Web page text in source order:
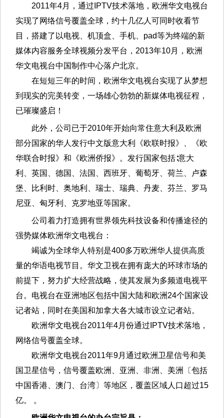
2011年4月，通过IPTV技术落地，欧洲华文电视台
实现了网络信号覆盖全球，约十几亿人可同时收看节
目，搭建了以电视、机顶盒、手机、pad等为终端的新
媒体内容服务全球视频分发平台，2013年10月，欧洲
华文电视台中国制作中心落户北京。
在短短三年的时间，欧洲华文电视台实现了从梦想
到现实的完美转变，一场雄心勃勃的新媒体电视征程，
已璀璨盛启！
此外，公司已于2010年开始向常住意大利及欧洲
部分国家的华人发行中文版意大利《欧联时报》、《欧
华联合时报》和《欧洲侨报》。发行国家包括∶意大
利、英国、德国、法国、西班牙、葡萄牙、荷兰、卢森
堡、比利时、奥地利、瑞士、瑞典、丹麦、芬兰、罗马
尼亚、匈牙利、克罗地亚等国家。
公司着力打造拥有世界领先科技设备和传播途径的
强势媒体欧洲华文电视台：
竭诚为全球华人特别是400多万欧洲华人提供高质
量的华语电视节目。华文卫视在拥有庞大的环球市场的
前提下，努力扩大经营战略，使其发展为多频道电视平
台。电视台在亚洲地区包括中国大陆和欧洲24个国家设
记者站，同时在美国和加拿大各大城市设立记者站。
欧洲华文电视台2011年4月份通过IPTV技术落地，
网络信号覆盖全球。
欧洲华文电视台2011年9月通过欧洲卫星信号和美
国卫星信号，信号覆盖欧洲、亚洲、非洲、美洲〔包括
中国香港、澳门、台湾〕等地区，覆盖区域人口超过15
亿。 。